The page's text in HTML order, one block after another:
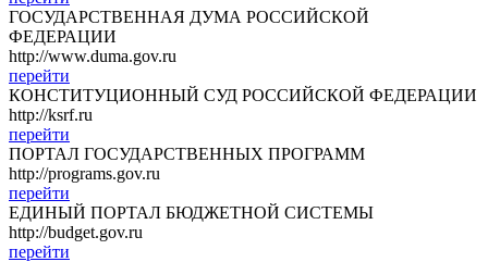
ГОСУДАРСТВЕННАЯ ДУМА РОССИЙСКОЙ
ФЕДЕРАЦИИ
http://www.duma.gov.ru
перейти
КОНСТИТУЦИОННЫЙ СУД РОССИЙСКОЙ ФЕДЕРАЦИИ
http://ksrf.ru
перейти
ПОРТАЛ ГОСУДАРСТВЕННЫХ ПРОГРАММ
http://programs.gov.ru
перейти
ЕДИНЫЙ ПОРТАЛ БЮДЖЕТНОЙ СИСТЕМЫ
http://budget.gov.ru
перейти